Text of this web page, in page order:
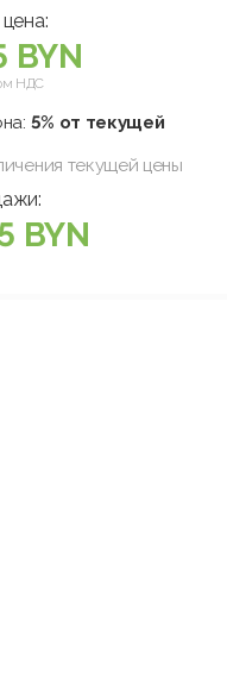
BYN
НДС
5% от текущей
текущей цены
BYN